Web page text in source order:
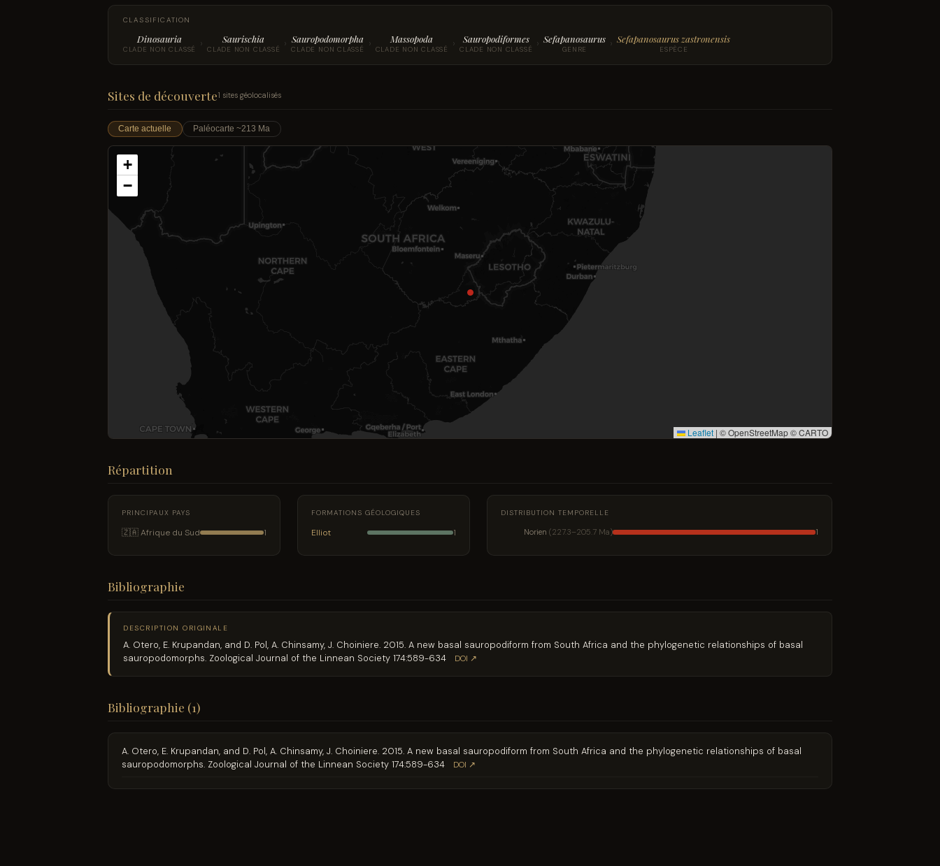
CLASSIFICATION
Dinosauria
CLADE NON CLASSÉ › Saurischia
CLADE NON CLASSÉ › Sauropodomorpha
CLADE NON CLASSÉ › Massopoda
CLADE NON CLASSÉ › Sauropodiformes
CLADE NON CLASSÉ › Sefapanosaurus
GENRE › Sefapanosaurus zastronensis
ESPÈCE
Sites de découverte1 sites géolocalisés
Carte actuelle Paléocarte ~213 Ma
+
−
Leaflet | © OpenStreetMap © CARTO
Répartition
PRINCIPAUX PAYS
🇿🇦 Afrique du Sud 1
FORMATIONS GÉOLOGIQUES
Elliot 1
DISTRIBUTION TEMPORELLE
Norien (227.3–205.7 Ma) 1
Bibliographie
DESCRIPTION ORIGINALE
A. Otero, E. Krupandan, and D. Pol, A. Chinsamy, J. Choiniere. 2015. A new basal sauropodiform from South Africa and the phylogenetic relationships of basal
sauropodomorphs. Zoological Journal of the Linnean Society 174:589-634
DOI ↗
Bibliographie (1)
A. Otero, E. Krupandan, and D. Pol, A. Chinsamy, J. Choiniere. 2015. A new basal sauropodiform from South Africa and the phylogenetic relationships of basal
sauropodomorphs. Zoological Journal of the Linnean Society 174:589-634
DOI ↗